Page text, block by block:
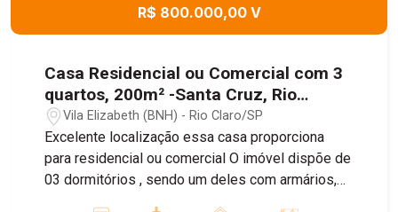
R$ 800.000,00 V
Casa Residencial ou Comercial com 3
quartos, 200m² -Santa Cruz, Rio
Claro/SP
Vila Elizabeth (BNH) - Rio Claro/SP
Excelente localização essa casa proporciona
para residencial ou comercial O imóvel dispõe de
03 dormitórios , sendo um deles com armários,